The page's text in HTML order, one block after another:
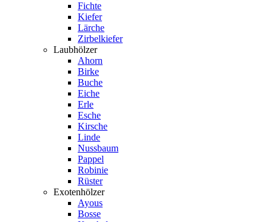
Fichte
Kiefer
Lärche
Zirbelkiefer
Laubhölzer
Ahorn
Birke
Buche
Eiche
Erle
Esche
Kirsche
Linde
Nussbaum
Pappel
Robinie
Rüster
Exotenhölzer
Ayous
Bosse